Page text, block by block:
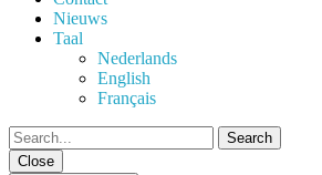
Nieuws
Taal
Nederlands
English
Français
Close